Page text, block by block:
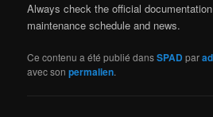
Always check the official
maintenance schedule and news.
Ce contenu a été publié dansSPAD par
avec sonpermalien.